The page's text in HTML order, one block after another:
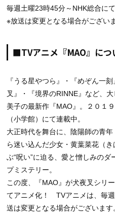
毎週土曜23時45分～NHK総合に
※放送は変更となる場合がござい
■TVアニメ『MAO』につ
『うる星やつら』・『めぞん一
叉』・『境界のRINNE』など、
美子の最新作『MAO』。２０１
（小学館）にて連載中。
大正時代を舞台に、陰陽師の青
ら迷い込んだ少女・黄葉菜花（
ぶ“呪い”に迫る、愛と憎しみの
プミステリー。
この度、『MAO』が犬夜叉シリ
てアニメ化！ TVアニメは、毎
送は変更となる場合がございます